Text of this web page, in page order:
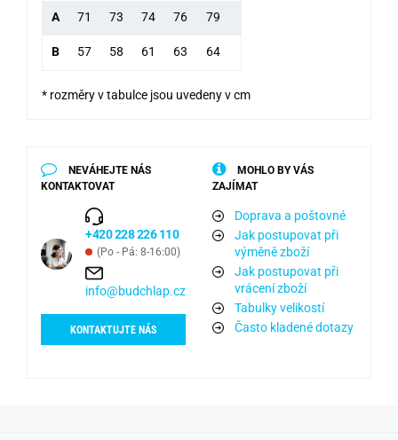
A 71 73 74 76 79
B 57 58 61 63 64
* rozměry v tabulce jsou uvedeny v cm
NEVÁHEJTE NÁS
KONTAKTOVAT
+420 228 226 110
(Po - Pá: 8-16:00)
info@budchlap.cz
KONTAKTUJTE NÁS
MOHLO BY VÁS
ZAJÍMAT
Doprava a poštovné
Jak postupovat při
výměně zboží
Jak postupovat při
vrácení zboží
Tabulky velikostí
Často kladené dotazy